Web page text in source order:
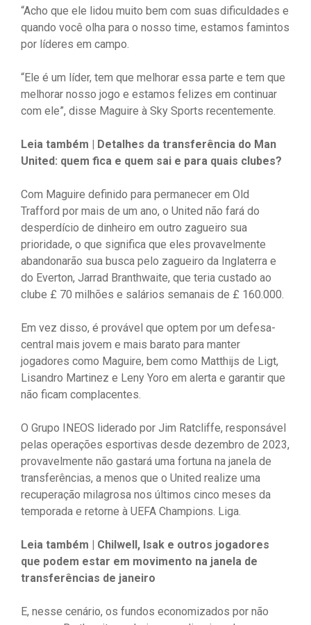
“Acho que ele lidou muito bem com suas dificuldades e
quando você olha para o nosso time, estamos famintos
por líderes em campo.
“Ele é um líder, tem que melhorar essa parte e tem que
melhorar nosso jogo e estamos felizes em continuar
com ele”, disse Maguire à Sky Sports recentemente.
Leia também | Detalhes da transferência do Man
United: quem fica e quem sai e para quais clubes?
Com Maguire definido para permanecer em Old
Trafford por mais de um ano, o United não fará do
desperdício de dinheiro em outro zagueiro sua
prioridade, o que significa que eles provavelmente
abandonarão sua busca pelo zagueiro da Inglaterra e
do Everton, Jarrad Branthwaite, que teria custado ao
clube £ 70 milhões e salários semanais de £ 160.000.
Em vez disso, é provável que optem por um defesa-
central mais jovem e mais barato para manter
jogadores como Maguire, bem como Matthijs de Ligt,
Lisandro Martinez e Leny Yoro em alerta e garantir que
não ficam complacentes.
O Grupo INEOS liderado por Jim Ratcliffe, responsável
pelas operações esportivas desde dezembro de 2023,
provavelmente não gastará uma fortuna na janela de
transferências, a menos que o United realize uma
recuperação milagrosa nos últimos cinco meses da
temporada e retorne à UEFA Champions. Liga.
Leia também | Chilwell, Isak e outros jogadores
que podem estar em movimento na janela de
transferências de janeiro
E, nesse cenário, os fundos economizados por não